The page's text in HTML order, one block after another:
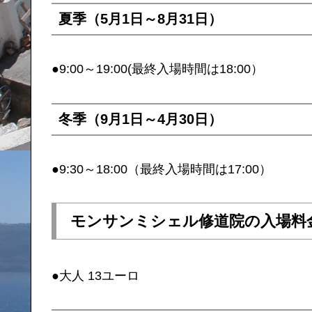
夏季（5月1日～8月31日）
●9:00～19:00(最終入場時間は18:00）
冬季（9月1日～4月30日）
●9:30～18:00（最終入場時間は17:00）
モンサンミシェル修道院の入場料
●大人 13ユーロ